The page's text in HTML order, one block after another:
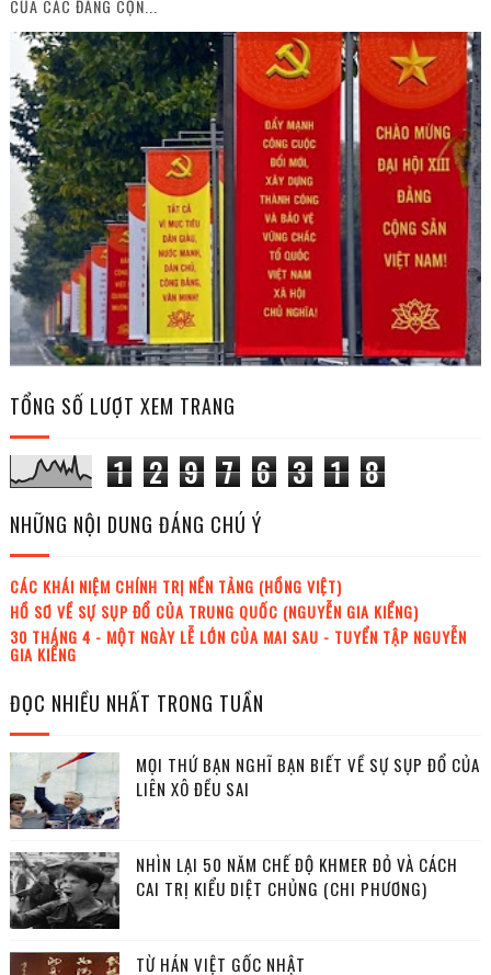
CỦA CÁC ĐẢNG CỘN...
TỔNG SỐ LƯỢT XEM TRANG
1 2 9 7 6 3 1 8
NHỮNG NỘI DUNG ĐÁNG CHÚ Ý
CÁC KHÁI NIỆM CHÍNH TRỊ NỀN TẢNG (HỒNG VIỆT)
HỒ SƠ VỀ SỰ SỤP ĐỔ CỦA TRUNG QUỐC (NGUYỄN GIA KIỂNG)
30 THÁNG 4 - MỘT NGÀY LỄ LỚN CỦA MAI SAU - TUYỂN TẬP NGUYỄN
GIA KIỂNG
ĐỌC NHIỀU NHẤT TRONG TUẦN
MỌI THỨ BẠN NGHĨ BẠN BIẾT VỀ SỰ SỤP ĐỔ CỦA
LIÊN XÔ ĐỀU SAI
NHÌN LẠI 50 NĂM CHẾ ĐỘ KHMER ĐỎ VÀ CÁCH
CAI TRỊ KIỂU DIỆT CHỦNG (CHI PHƯƠNG)
TỪ HÁN VIỆT GỐC NHẬT